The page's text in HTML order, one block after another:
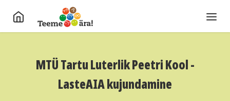
MTÜ Tartu Luterlik Peetri Kool -
LasteAIA kujundamine